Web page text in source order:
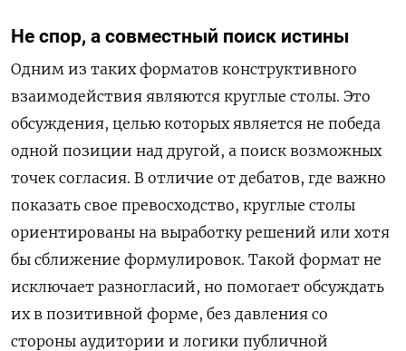
Не спор, а совместный поиск истины
Одним из таких форматов конструктивного
взаимодействия являются круглые столы. Это
обсуждения, целью которых является не победа
одной позиции над другой, а поиск возможных
точек согласия. В отличие от дебатов, где важно
показать свое превосходство, круглые столы
ориентированы на выработку решений или хотя
бы сближение формулировок. Такой формат не
исключает разногласий, но помогает обсуждать
их в позитивной форме, без давления со
стороны аудитории и логики публичной